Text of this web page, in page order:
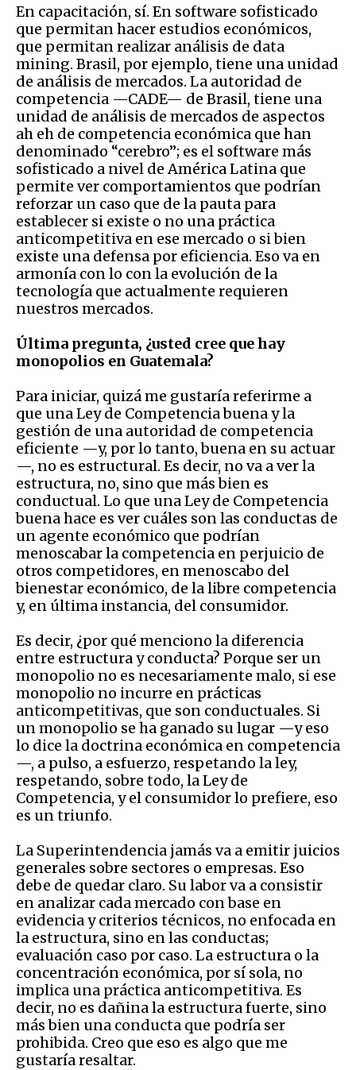
En capacitación, sí. En software sofisticado
que permitan hacer estudios económicos,
que permitan realizar análisis de data
mining. Brasil, por ejemplo, tiene una unidad
de análisis de mercados. La autoridad de
competencia —CADE— de Brasil, tiene una
unidad de análisis de mercados de aspectos
ah eh de competencia económica que han
denominado “cerebro”; es el software más
sofisticado a nivel de América Latina que
permite ver comportamientos que podrían
reforzar un caso que de la pauta para
establecer si existe o no una práctica
anticompetitiva en ese mercado o si bien
existe una defensa por eficiencia. Eso va en
armonía con lo con la evolución de la
tecnología que actualmente requieren
nuestros mercados.
Última pregunta, ¿usted cree que hay
monopolios en Guatemala?
Para iniciar, quizá me gustaría referirme a
que una Ley de Competencia buena y la
gestión de una autoridad de competencia
eficiente —y, por lo tanto, buena en su actuar
—, no es estructural. Es decir, no va a ver la
estructura, no, sino que más bien es
conductual. Lo que una Ley de Competencia
buena hace es ver cuáles son las conductas de
un agente económico que podrían
menoscabar la competencia en perjuicio de
otros competidores, en menoscabo del
bienestar económico, de la libre competencia
y, en última instancia, del consumidor.
Es decir, ¿por qué menciono la diferencia
entre estructura y conducta? Porque ser un
monopolio no es necesariamente malo, si ese
monopolio no incurre en prácticas
anticompetitivas, que son conductuales. Si
un monopolio se ha ganado su lugar —y eso
lo dice la doctrina económica en competencia
—, a pulso, a esfuerzo, respetando la ley,
respetando, sobre todo, la Ley de
Competencia, y el consumidor lo prefiere, eso
es un triunfo.
La Superintendencia jamás va a emitir juicios
generales sobre sectores o empresas. Eso
debe de quedar claro. Su labor va a consistir
en analizar cada mercado con base en
evidencia y criterios técnicos, no enfocada en
la estructura, sino en las conductas;
evaluación caso por caso. La estructura o la
concentración económica, por sí sola, no
implica una práctica anticompetitiva. Es
decir, no es dañina la estructura fuerte, sino
más bien una conducta que podría ser
prohibida. Creo que eso es algo que me
gustaría resaltar.